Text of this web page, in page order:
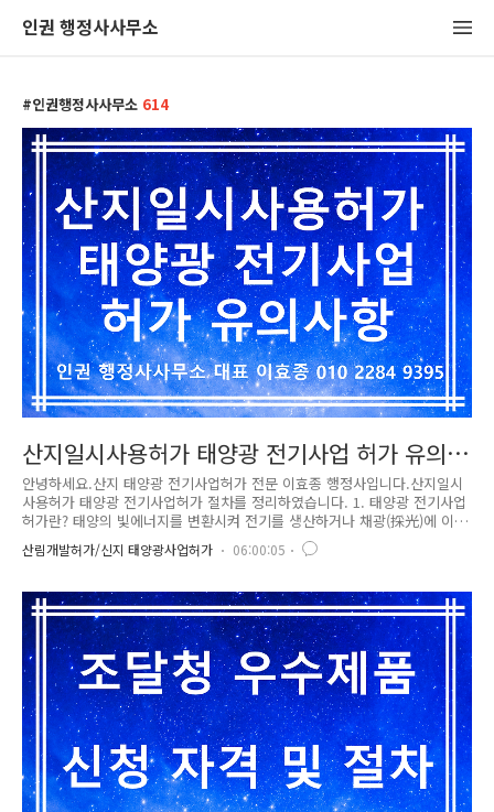
인권 행정사사무소
인권행정사사무소 614
산지일시사용허가 태양광 전기사업 허가 유의사
항
안녕하세요.산지 태양광 전기사업허가 전문 이효종 행정사입니다.산지일시
사용허가 태양광 전기사업허가 절차를 정리하였습니다. 1. 태양광 전기사업
허가란? 태양의 빛에너지를 변환시켜 전기를 생산하거나 채광(採光)에 이
용하는 설비로 전기사업이라고 하며, 전기사업 허가를 받아야 합니다. 전기
사업 허가 신청시 아래 서류를 제출해야 합니다.1. 「전기사업법 시행규
를 첨부하여 제출합니다)2. 정관 및 직전 사업연도말의 재무상태표ㆍ손익
계산서(신청인이 법인인 경우만 해당하며, 신청인이 설립 중인 법인인 경우
에는 정관만 제출합니다)3. 신청자(발전설비용량이 3천킬로와트 이하인 신
청자는 제외합니다)의 주주명부(신청자가 재무능력을 평가할 수 없는 신설
법인인..
산림개발허가/신지 태양광사업허가 06:00:05